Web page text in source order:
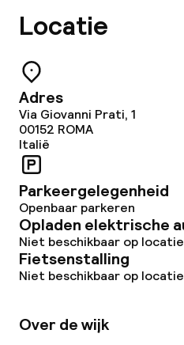
Overal rookvrij
Locatie
Adres
Via Giovanni Prati, 1
00152 ROMA
Italië
Parkeergelegenheid
Openbaar parkeren
Opladen elektrische
Niet beschikbaar op locatie
Fietsenstalling
Niet beschikbaar op locatie
Over de wijk